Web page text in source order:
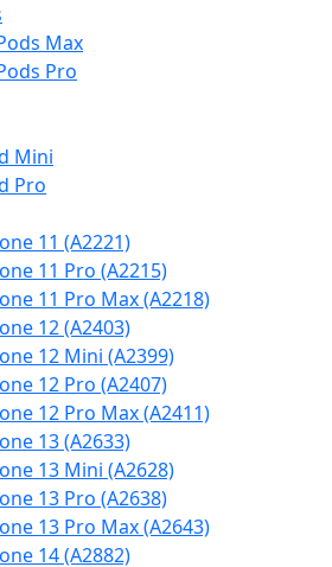
Max
Pro
Mini
Pro
11 (A2221)
11 Pro (A2215)
11 Pro Max (A2218)
12 (A2403)
12 Mini (A2399)
12 Pro (A2407)
12 Pro Max (A2411)
13 (A2633)
13 Mini (A2628)
13 Pro (A2638)
13 Pro Max (A2643)
14 (A2882)